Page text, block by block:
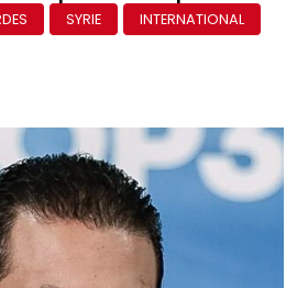
SYRIE INTERNATIONAL